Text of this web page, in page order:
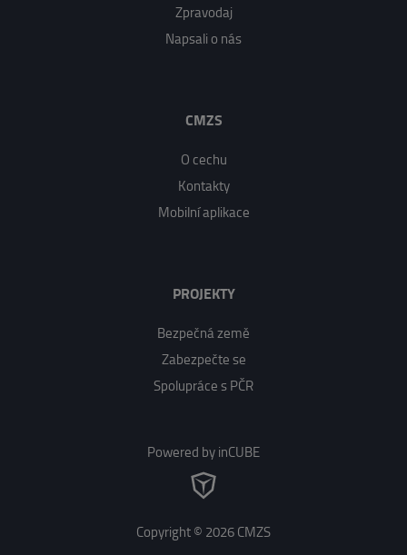
Zpravodaj
Napsali o nás
CMZS
O cechu
Kontakty
Mobilní aplikace
PROJEKTY
Bezpečná země
Zabezpečte se
Spolupráce s PČR
Copyright © 2026 CMZS
Powered by inCUBE